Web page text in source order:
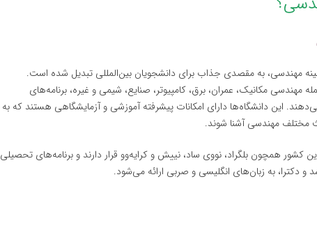
مهندسی، به مقصدی جذاب برای دانشجویان بین‌المللی تبدیل شده است.
مکانیک، عمران، برق، کامپیوتر، صنایع، شیمی و غیره، برنامه‌های
این دانشگاه‌ها دارای امکانات پیشرفته آموزشی و آزمایشگاهی هستند که به
مختلف مهندسی آشنا شوند.
همچون بلگراد، نووی ساد، نییش و کرایه‌وو قرار دارند و برنامه‌های تحصیلی
و دکترا، به زبان‌های انگلیسی و صربی ارائه می‌شود.